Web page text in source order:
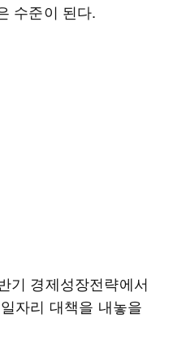
수준이 된다.
기 경제성장전략에서
자리 대책을 내놓을